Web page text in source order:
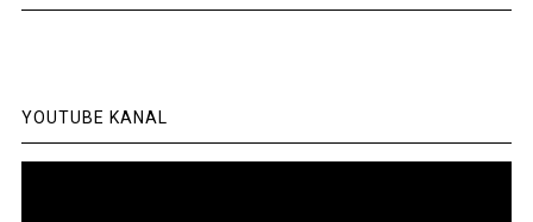
YOUTUBE KANAL